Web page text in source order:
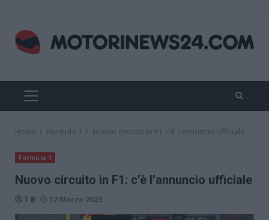
content
PRIMARY
MENU
Home Formula 1 Nuovo circuito in F1: c’è l’annuncio ufficiale
Formula 1
Nuovo circuito in F1: c’è l’annuncio ufficiale
T B 12 Marzo 2025